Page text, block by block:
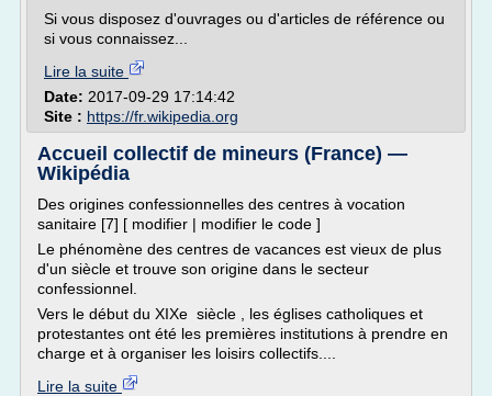
Si vous disposez d'ouvrages ou d'articles de référence ou
si vous connaissez...
Lire la suite
Date: 2017-09-29 17:14:42
Site : https://fr.wikipedia.org
Accueil collectif de mineurs (France) —
Wikipédia
Des origines confessionnelles des centres à vocation
sanitaire [7] [ modifier | modifier le code ]
Le phénomène des centres de vacances est vieux de plus
d'un siècle et trouve son origine dans le secteur
confessionnel.
Vers le début du XIXe siècle , les églises catholiques et
protestantes ont été les premières institutions à prendre en
charge et à organiser les loisirs collectifs....
Lire la suite